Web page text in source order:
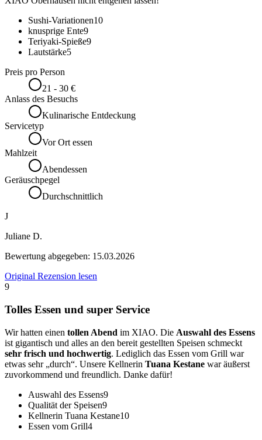
Sushi-Variationen10
knusprige Ente9
Teriyaki-Spieße9
Lautstärke5
Preis pro Person
21 - 30 €
Anlass des Besuchs
Kulinarische Entdeckung
Servicetyp
Vor Ort essen
Mahlzeit
Abendessen
Geräuschpegel
Durchschnittlich
J
Juliane D.
Bewertung abgegeben: 15.03.2026
Original Rezension lesen
9
Tolles Essen und super Service
Wir hatten einen tollen Abend im XIAO. Die Auswahl des Essens
ist gigantisch und alles an den bereit gestellten Speisen schmeckt
sehr frisch und hochwertig. Lediglich das Essen vom Grill war
etwas sehr „durch“. Unsere Kellnerin Tuana Kestane war äußerst
zuvorkommend und freundlich. Danke dafür!
Auswahl des Essens9
Qualität der Speisen9
Kellnerin Tuana Kestane10
Essen vom Grill4